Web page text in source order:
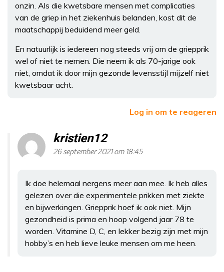
onzin. Als die kwetsbare mensen met complicaties
van de griep in het ziekenhuis belanden, kost dit de
maatschappij beduidend meer geld.
En natuurlijk is iedereen nog steeds vrij om de griepprik
wel of niet te nemen. Die neem ik als 70-jarige ook
niet, omdat ik door mijn gezonde levensstijl mijzelf niet
kwetsbaar acht.
Log in om te reageren
kristien12
26 september 2021 om 18:45
Ik doe helemaal nergens meer aan mee. Ik heb alles
gelezen over die experimentele prikken met ziekte
en bijwerkingen. Griepprik hoef ik ook niet. Mijn
gezondheid is prima en hoop volgend jaar 78 te
worden. Vitamine D, C, en lekker bezig zijn met mijn
hobby’s en heb lieve leuke mensen om me heen.